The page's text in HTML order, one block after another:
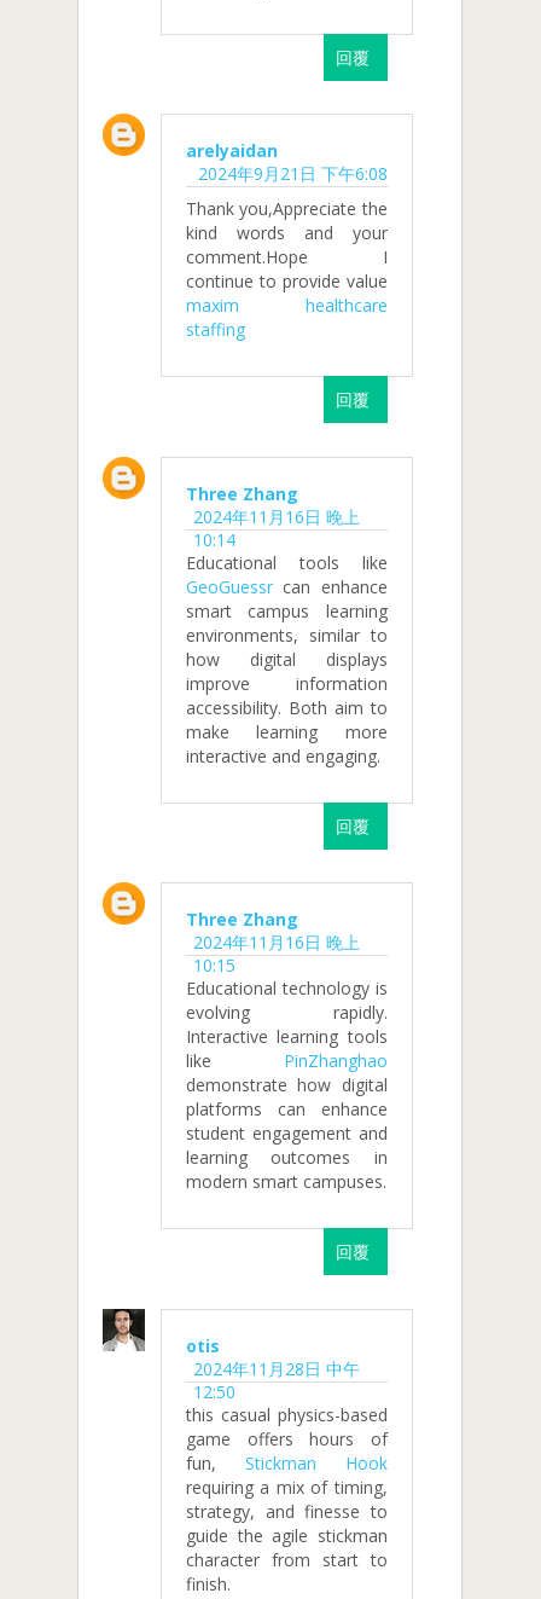
回覆
arelyaidan
2024年9月21日 下午6:08
Thank you,Appreciate the
kind words and your
comment.Hope I
continue to provide value
maxim healthcare
staffing
回覆
Three Zhang
2024年11月16日 晚上
10:14
Educational tools like
GeoGuessr can enhance
smart campus learning
environments, similar to
how digital displays
improve information
accessibility. Both aim to
make learning more
interactive and engaging.
回覆
Three Zhang
2024年11月16日 晚上
10:15
Educational technology is
evolving rapidly.
Interactive learning tools
like PinZhanghao
demonstrate how digital
platforms can enhance
student engagement and
learning outcomes in
modern smart campuses.
回覆
otis
2024年11月28日 中午
12:50
this casual physics-based
game offers hours of
fun, Stickman Hook
requiring a mix of timing,
strategy, and finesse to
guide the agile stickman
character from start to
finish.